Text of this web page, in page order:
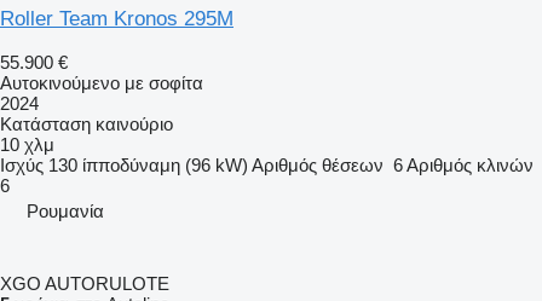
Roller Team Kronos 295M
55.900 €
Αυτοκινούμενο με σοφίτα
2024
Κατάσταση καινούριο
10 χλμ
Ισχύς 130 ίπποδύναμη (96 kW) Αριθμός θέσεων 6Αριθμός κλινών
6
Ρουμανία
XGO AUTORULOTE